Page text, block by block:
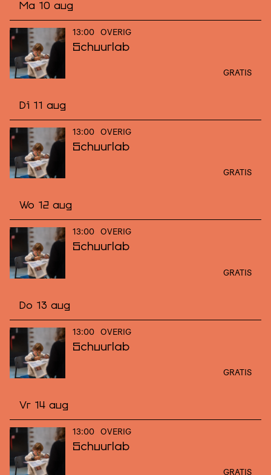
Ma 10 aug
13:00 OVERIG
Schuurlab
GRATIS
Di 11 aug
13:00 OVERIG
Schuurlab
GRATIS
Wo 12 aug
13:00 OVERIG
Schuurlab
GRATIS
Do 13 aug
13:00 OVERIG
Schuurlab
GRATIS
Vr 14 aug
13:00 OVERIG
Schuurlab
GRATIS